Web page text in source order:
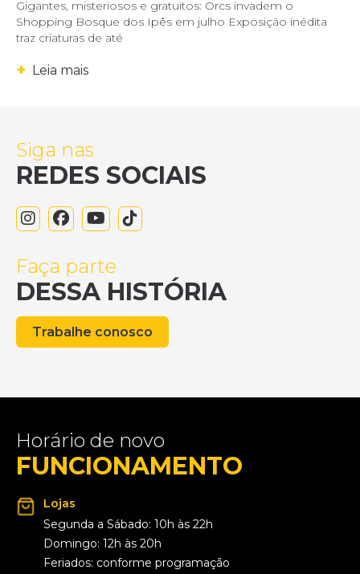
Gigantes, misteriosos e gratuitos: Orcs invadem o
Shopping Bosque dos Ipês em julho Exposição inédita
traz criaturas de até
+ Leia mais
Siga nas
REDES SOCIAIS
Faça parte
DESSA HISTÓRIA
Trabalhe conosco
Horário de novo
FUNCIONAMENTO
Lojas
Segunda a Sábado: 10h às 22h
Domingo: 12h às 20h
Feriados: conforme programação